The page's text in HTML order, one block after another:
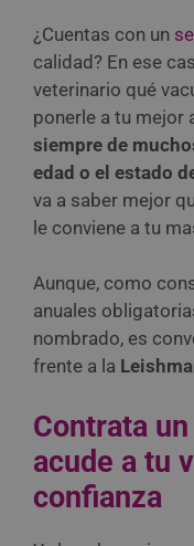
¿Cuentas con un
calidad? En ese
veterinario qué
ponerle a tu mejor
siempre de
edad o el estado
va a saber mejor
le conviene a tu
Aunque, como
anuales
nombrado, es
frente a la
Contrata
acude a tu
confianza